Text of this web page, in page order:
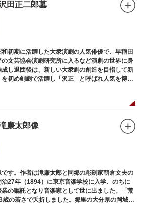
田正二郎墓
初期に活躍した大衆演劇の人気俳優で、早稲田
文芸協会演劇研究所に入るなど演劇の世界に身
し退団後は、新しい大衆劇の創造を目指して新
初め剣劇で活躍し「沢正」と呼ばれ人気を博し
ります。
廉太郎像
です。作者は滝廉太郎と同郷の彫刻家朝倉文夫の
27年（1894）に東京音楽学校に入学、のちに
の嘱託となり音楽家として世に出ました。「荒
の若さで夭折しました。郷里の大分県の岡城趾